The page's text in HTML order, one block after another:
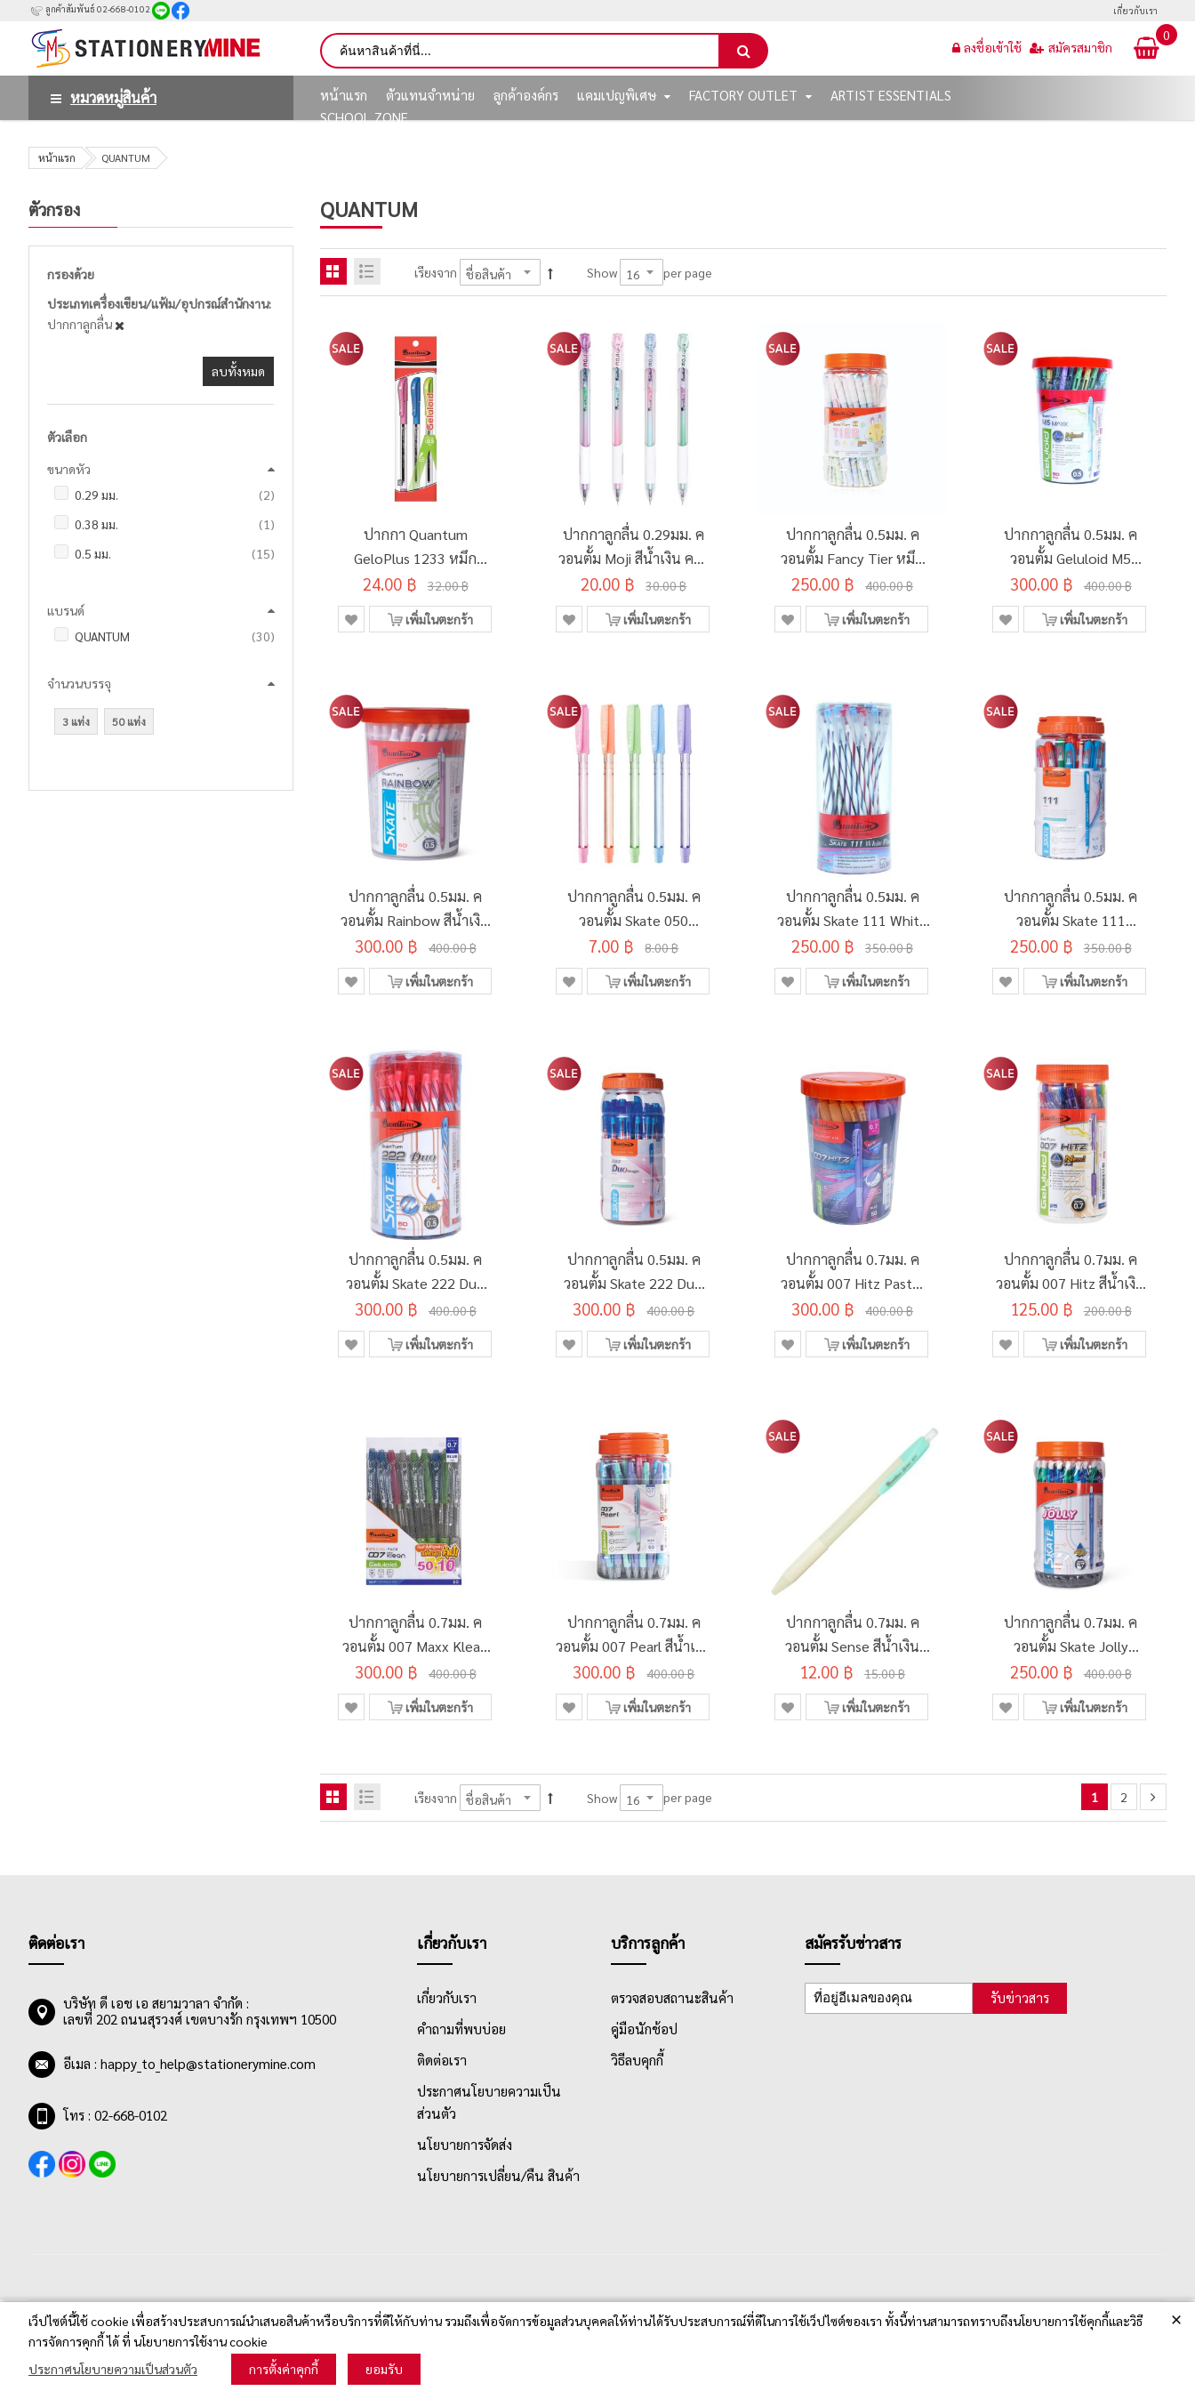
ลูกค้าสัมพันธ์ 02-668-0102 เกี่ยวกับเรา
0
ลงชื่อเข้าใช้ สมัครสมาชิก
หมวดหมู่สินค้า หน้าแรก ตัวแทนจำหน่าย ลูกค้าองค์กร แคมเปญพิเศษ FACTORY OUTLET
ARTIST ESSENTIALS
SCHOOL ZONE
หน้าแรก QUANTUM
QUANTUM
เว็ปไซต์นี้ใช้ cookie เพื่อสร้างประสบการณ์นำเสนอสินค้าหรือบริการที่ดีให้กับท่าน รวมถึงเพื่อจัดการข้อมูลส่วนบุคคลให้ท่านได้รับประสบการณ์ที่ดีในการใช้เว็ปไซต์ของเรา ทั้งนี้ท่านสามารถทราบถึงนโยบายการใช้คุกกี้และวิธี
การจัดการคุกกี้ ได้ ที่ นโยบายการใช้งาน cookie
ประกาศนโยบายความเป็นส่วนตัว
การตั้งค่าคุกกี้ ยอมรับ
×
เรียงจาก Show per page
ปากกา Quantum
GeloPlus 1233 หมึก
น้ำเงิน (คละสี) แพ็ค 3
แท่ง
24.00 ฿ 32.00 ฿
เพิ่มในตะกร้า
ปากกาลูกลื่น 0.29มม. ค
วอนตั้ม Moji สีน้ำเงิน คละ
สี
20.00 ฿ 30.00 ฿
เพิ่มในตะกร้า
ปากกาลูกลื่น 0.5มม. ค
วอนตั้ม Fancy Tier หมึก
สีน้ำเงิน ด้ามคละสี
(50ด้าม/กระบอก)
250.00 ฿ 400.00 ฿
เพิ่มในตะกร้า
ปากกาลูกลื่น 0.5มม. ค
วอนตั้ม Geluloid M5
Maxx สีน้ำเงิน คละสี
(50ด้าม/กระบอก)
300.00 ฿ 400.00 ฿
เพิ่มในตะกร้า
ปากกาลูกลื่น 0.5มม. ค
วอนตั้ม Rainbow สีน้ำเงิน
ด้ามคละสี (50ด้าม/
กระบอก)
300.00 ฿ 400.00 ฿
เพิ่มในตะกร้า
ปากกาลูกลื่น 0.5มม. ค
วอนตั้ม Skate 050
สีน้ำเงิน คละสี
7.00 ฿ 8.00 ฿
เพิ่มในตะกร้า
ปากกาลูกลื่น 0.5มม. ค
วอนตั้ม Skate 111 White
Plus สีน้ำเงิน คละสี
(50ด้าม/กระบอก)
250.00 ฿ 350.00 ฿
เพิ่มในตะกร้า
ปากกาลูกลื่น 0.5มม. ค
วอนตั้ม Skate 111
สีน้ำเงิน (50ด้าม/กระบอก)
250.00 ฿ 350.00 ฿
เพิ่มในตะกร้า
ปากกาลูกลื่น 0.5มม. ค
วอนตั้ม Skate 222 Duo
(50ด้าม/กระบอก)
300.00 ฿ 400.00 ฿
เพิ่มในตะกร้า
ปากกาลูกลื่น 0.5มม. ค
วอนตั้ม Skate 222 Duo
Straight (50ด้าม/
กระบอก)
300.00 ฿ 400.00 ฿
เพิ่มในตะกร้า
ปากกาลูกลื่น 0.7มม. ค
วอนตั้ม 007 Hitz Pastel
หมึกสีน้ำเงิน ด้ามคละสี
(50ด้าม/กระบอก)
300.00 ฿ 400.00 ฿
เพิ่มในตะกร้า
ปากกาลูกลื่น 0.7มม. ค
วอนตั้ม 007 Hitz สีน้ำเงิน
ด้ามคละสี (25ด้าม/
กระบอก)
125.00 ฿ 200.00 ฿
เพิ่มในตะกร้า
ปากกาลูกลื่น 0.7มม. ค
วอนตั้ม 007 Maxx Klean
สีน้ำเงิน ด้ามคละสี
(50+10ด้าม/กระบอก)
300.00 ฿ 400.00 ฿
เพิ่มในตะกร้า
ปากกาลูกลื่น 0.7มม. ค
วอนตั้ม 007 Pearl สีน้ำเงิน
ด้ามคละสี (50ด้าม/
กระบอก)
300.00 ฿ 400.00 ฿
เพิ่มในตะกร้า
ปากกาลูกลื่น 0.7มม. ค
วอนตั้ม Sense สีน้ำเงิน
ด้ามคละสี
12.00 ฿ 15.00 ฿
เพิ่มในตะกร้า
ปากกาลูกลื่น 0.7มม. ค
วอนตั้ม Skate Jolly
สีน้ำเงิน คละสี (50ด้าม/
กระบอก)
250.00 ฿ 400.00 ฿
เพิ่มในตะกร้า
เรียงจาก Show per page 1 2
ตัวกรอง
กรองด้วย
ประเภทเครื่องเขียน/แฟ้ม/อุปกรณ์สำนักงาน
ปากกาลูกลื่น
ลบทั้งหมด
ตัวเลือก
ขนาดหัว
0.29 มม.
2รายการ
0.38 มม.
1 ชิ้น
0.5 มม.
15รายการ
แบรนด์
QUANTUM
30รายการ
จำนวนบรรจุ
3 แท่ง 50 แท่ง
ติดต่อเรา
บริษัท ดี เอช เอ สยามวาลา จำกัด :
เลขที่ 202 ถนนสุรวงศ์ เขตบางรัก กรุงเทพฯ 10500
อีเมล : happy_to_help@stationerymine.com
โทร : 02-668-0102
เกี่ยวกับเรา
เกี่ยวกับเรา
คำถามที่พบบ่อย
ติดต่อเรา
ประกาศนโยบายความเป็น
ส่วนตัว
นโยบายการจัดส่ง
นโยบายการเปลี่ยน/คืน สินค้า
บริการลูกค้า
ตรวจสอบสถานะสินค้า
คู่มือนักช้อป
วิธีลบคุกกี้
สมัครรับข่าวสาร
รับข่าวสาร
Stationerymine.com © 2020 All Rights Reserved.